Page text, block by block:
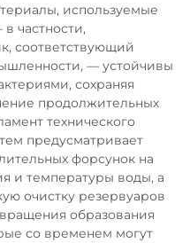
используемые
частности,
соответствующий
— устойчивы
сохраняя
продолжительных
технического
предусматривает
форсунок на
и температуры воды, а
очистку резервуаров
образования
со временем могут